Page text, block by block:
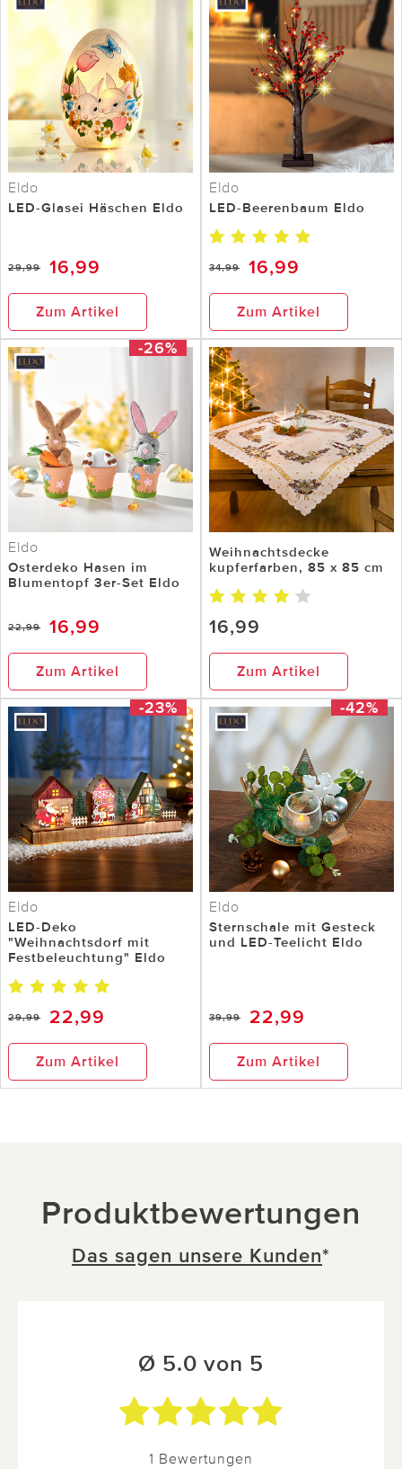
Eldo
LED-Glasei Häschen Eldo
29,99 16,99
Zum Artikel
Eldo
LED-Beerenbaum Eldo
34,99 16,99
Zum Artikel
-26%
Eldo
Osterdeko Hasen im
Blumentopf 3er-Set Eldo
22,99 16,99
Zum Artikel
Weihnachtsdecke
kupferfarben, 85 x 85 cm
16,99
Zum Artikel
-23%
Eldo
LED-Deko
"Weihnachtsdorf mit
Festbeleuchtung" Eldo
29,99 22,99
Zum Artikel
-42%
Eldo
Sternschale mit Gesteck
und LED-Teelicht Eldo
39,99 22,99
Zum Artikel
Produktbewertungen
Das sagen unsere Kunden*
Ø 5.0 von 5
1 Bewertungen